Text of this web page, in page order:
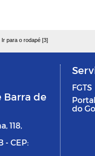
Ir para o rodapé [3]
de
118,
- CEP:
FGTS
do